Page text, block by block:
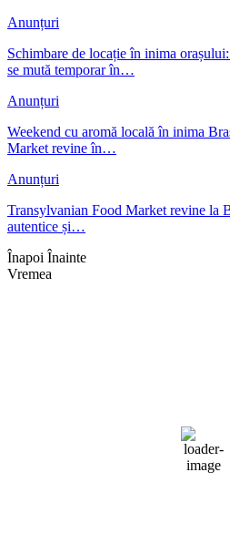
Anunțuri
Schimbare de locație în inima
se mută temporar în…
Anunțuri
Weekend cu aromă locală în inima
Market revine în…
Anunțuri
Transylvanian Food Market revine la
autentice și…
Înapoi Înainte
Vremea
53 %
1014 mb
3 mph
Rafală vânturi: